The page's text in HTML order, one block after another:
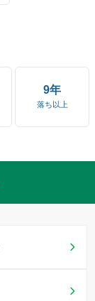
9年
落ち以上